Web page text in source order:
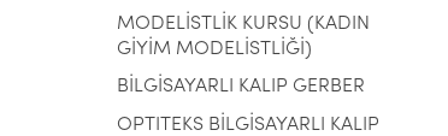
MODELİSTLİK KURSU (KADIN
GİYİM MODELİSTLİĞİ)
BİLGİSAYARLI KALIP GERBER
OPTITEKS BİLGİSAYARLI KALIP